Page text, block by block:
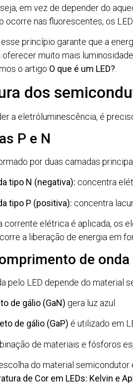
em vez de depender do
ocorre nas fluorescentes, os
princípio garante que a
muito mais
o artigo O que é um LED?
dos
a eletróluminescência, é
P e N
por duas camadas
tipo N (negativa): concentra
tipo P (positiva): concentra
corrente elétrica é aplicada, os
a liberação de energia em
de onda
pelo LED depende do material
de gálio (GaN) gera luz azul.
de gálio (GaP) é utilizado em
de materiais e fósforos
do material
de Cor em LEDs: Kelvin e